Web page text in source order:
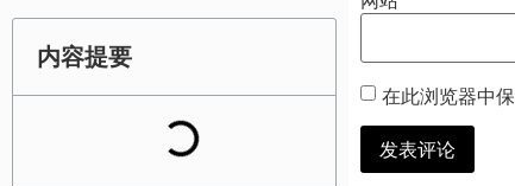
内容提要
在此浏览器中